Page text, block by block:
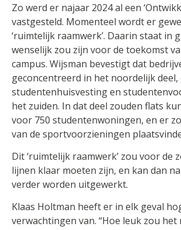
Zo werd er najaar 2024 al een
vastgesteld. Momenteel wordt er
‘ruimtelijk raamwerk’. Daarin staat in
wenselijk zou zijn voor de toekomst
campus. Wijsman bevestigt dat
geconcentreerd in het noordelijk deel,
studentenhuisvesting en
het zuiden. In dat deel zouden flats
voor 750 studentenwoningen, en er
van de sportvoorzieningen
Dit ‘ruimtelijk raamwerk’ zou voor de
lijnen klaar moeten zijn, en kan dan
verder worden uitgewerkt.
Klaas Holtman heeft er in elk geval
verwachtingen van. “Hoe leuk zou het